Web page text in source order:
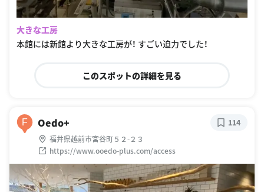
大きな工房
本館には新館より大きな工房が！ すごい迫力でした！
このスポットの詳細を見る
F Oedo+
福井県越前市宮谷町５２-２３
https://www.ooedo-plus.com/access
114